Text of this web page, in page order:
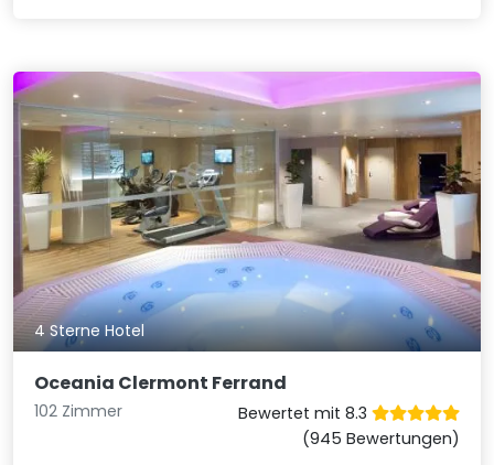
4 Sterne Hotel
Oceania Clermont Ferrand
102 Zimmer
Bewertet mit 8.3
(945 Bewertungen)